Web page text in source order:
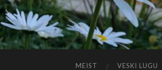
MEIST VESKI LUGU